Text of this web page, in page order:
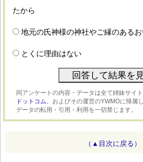
たから
地元の氏神様の神社やご縁のある
とくに理由はない
同アンケートの内容・データは全て姉妹サイト
ドットコム、 およびその運営のYWMOに帰属
データの転用・引用・利用を一切禁じます。
（▲目次に戻る）